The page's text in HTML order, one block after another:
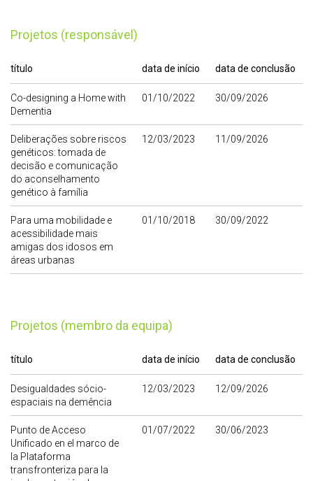
Projetos (responsável)
título data de início data de conclusão
Co-designing a Home with
Dementia
01/10/2022 30/09/2026
Deliberações sobre riscos
genéticos: tomada de
decisão e comunicação
do aconselhamento
genético à família
12/03/2023 11/09/2026
Para uma mobilidade e
acessibilidade mais
amigas dos idosos em
áreas urbanas
01/10/2018 30/09/2022
Projetos (membro da equipa)
título data de início data de conclusão
Desigualdades sócio-
espaciais na demência
12/03/2023 12/09/2026
Punto de Acceso
Unificado en el marco de
la Plataforma
transfronteriza para la
01/07/2022 30/06/2023